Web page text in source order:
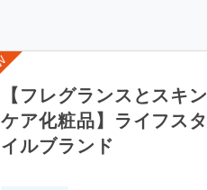
【フレグランスとスキン
ケア化粧品】ライフスタ
イルブランド